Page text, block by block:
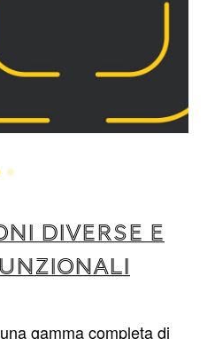
DIVERSE E
gamma completa di